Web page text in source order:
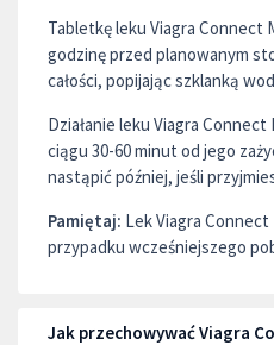
Tabletkę leku Viagra Connect
godzinę przed planowanym
całości, popijając szklanką
Działanie leku Viagra
ciągu 30-60 minut od jego
nastąpić później, jeśli
Pamiętaj: Lek Viagra Connect
przypadku wcześniejszego
Jak przechowywać Viagra